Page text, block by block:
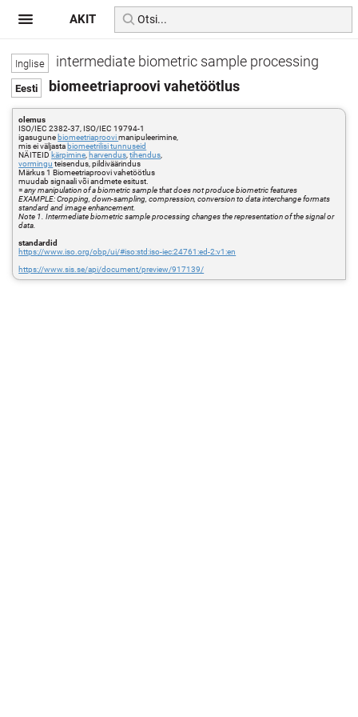
intermediate biometric sample processing
biomeetriaproovi vahetöötlus
olemus
ISO/IEC 2382-37, ISO/IEC 19794-1
igasugune biomeetriaproovimanipuleerimine,
mis ei väljasta biomeetrilisi tunnuseid
NÄITEID kärpimine harvendus ,tihendus
vormingu teisendus, pildiväärindus
Märkus 1 Biomeetriaproovi vahetöötlus
muudab signaali või andmete esitust.
=any manipulation of a biometric sample that does not produce biometric features
EXAMPLE: Cropping, down-sampling, compression, conversion to data interchange formats
standard and image enhancement.
Note 1. Intermediate biometric sample processing changes the representation of the signal or
data.
standardid
https://www.iso.org/obp/ui/#iso:std:iso-iec:24761:ed-2:v1:en
https://www.sis.se/api/document/preview/917139/
AKIT